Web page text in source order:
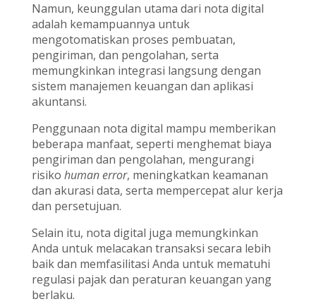
Namun, keunggulan utama dari nota digital
adalah kemampuannya untuk
mengotomatiskan proses pembuatan,
pengiriman, dan pengolahan, serta
memungkinkan integrasi langsung dengan
sistem manajemen keuangan dan aplikasi
akuntansi.
Penggunaan nota digital mampu memberikan
beberapa manfaat, seperti menghemat biaya
pengiriman dan pengolahan, mengurangi
risiko human error, meningkatkan keamanan
dan akurasi data, serta mempercepat alur kerja
dan persetujuan.
Selain itu, nota digital juga memungkinkan
Anda untuk melacakan transaksi secara lebih
baik dan memfasilitasi Anda untuk mematuhi
regulasi pajak dan peraturan keuangan yang
berlaku.